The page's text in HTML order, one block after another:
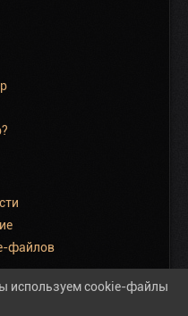
файлов
используем cookie-файлы